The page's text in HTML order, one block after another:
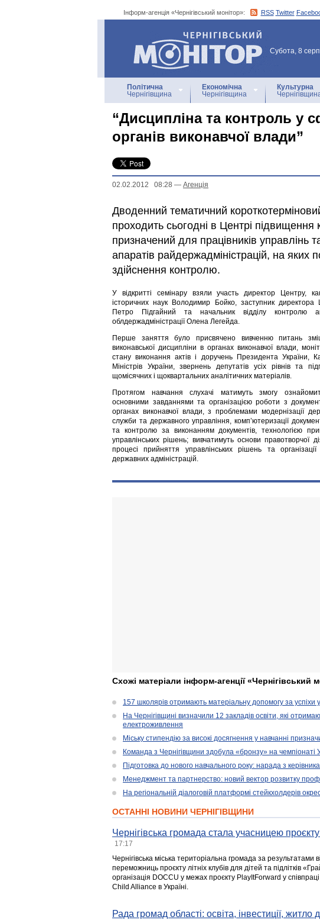
Інформ-агенція «Чернігівський монітор»: RSS Twitter
Інформ-агенція
«Чернігівський монітор»
Субота, 8
Політична
Чернігівщина
Економічна
Чернігівщина
Культурна
“Дисципліна та контроль у
органів виконавчої влади”
02.02.2012 08:28 — Агенцiя
Дводенний тематичний
проходить сьогодні в Центрі підвищення
призначений для працівників управлінь
апаратів райдержадміністрацій, на яких
здійснення контролю.
У відкритті семінару взяли участь директор Центру,
історичних наук Володимир Бойко, заступник директора
Петро Підгайний та начальник відділу контролю
облдержадміністрації Олена Легейда.
Перше заняття було присвячено вивченню питань
виконавської дисципліни в органах виконавчої влади,
стану виконання актів і доручень Президента України,
Міністрів України, звернень депутатів усіх рівнів та
щомісячних і щоквартальних аналітичних матеріалів.
Протягом навчання слухачі матимуть змогу
основними завданнями та організацією роботи з
органах виконавчої влади, з проблемами модернізації
служби та державного управління, комп’ютеризації
та контролю за виконанням документів, технологією
управлінських рішень; вивчатимуть основи правотворчої
процесі прийняття управлінських рішень та
державних адміністрацій.
Схожі матеріали інформ-агенції «Чернігівський
157 школярів отримають матеріальну допомогу за успіхи
На Чернігівщині визначили 12 закладів освіти, які
електроживлення
Міську стипендію за високі досягнення у навчанні
Команда з Чернігівщини здобула «бронзу» на чемпіонаті
Підготовка до нового навчального року: нарада з
Менеджмент та партнерство: новий вектор розвитку
На регіональній діалоговій платформі стейкхолдерів
ОСТАННІ НОВИНИ ЧЕРНІГІВЩИНИ
Чернігівська громада стала учасницею
17:17
Чернігівська міська територіальна громада за результатами
переможниць проєкту літніх клубів для дітей та підлітків
організація DOCCU у межах проєкту PlayItForward у
Child Alliance в Україні.
Рада громад області: освіта, інвестиції,